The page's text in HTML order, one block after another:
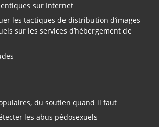
sur Internet
les tactiques de distribution d’images
sur les services d’hébergement de
du soutien quand il faut
les abus pédosexuels